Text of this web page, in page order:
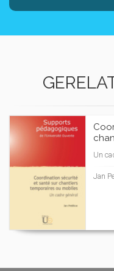
Un
Jan